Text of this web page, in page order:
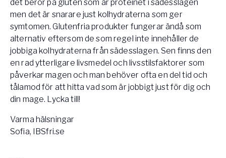
det beror på gluten som är proteinet i sädesslagen
men det är snarare just kolhydraterna som ger
symtomen. Glutenfria produkter fungerar ändå som
alternativ eftersom de som regel inte innehåller de
jobbiga kolhydraterna från sädesslagen. Sen finns den
en rad ytterligare livsmedel och livsstilsfaktorer som
påverkar magen och man behöver ofta en del tid och
tålamod för att hitta vad som är jobbigt just för dig och
din mage. Lycka till!
Varma hälsningar
Sofia, IBSfri.se